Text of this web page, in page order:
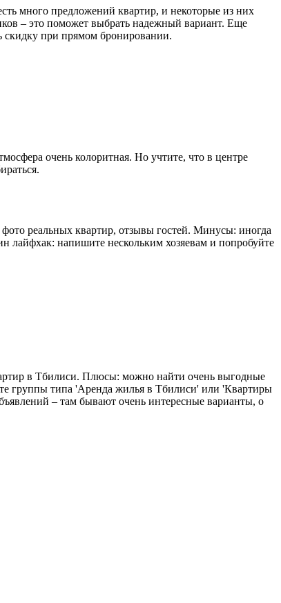
много предложений квартир, и некоторые из них
– это поможет выбрать надежный вариант. Еще
скидку при прямом бронировании.
очень колоритная. Но учтите, что в центре
реальных квартир, отзывы гостей. Минусы: иногда
напишите нескольким хозяевам и попробуйте
в Тбилиси. Плюсы: можно найти очень выгодные
группы типа 'Аренда жилья в Тбилиси' или 'Квартиры
– там бывают очень интересные варианты, о